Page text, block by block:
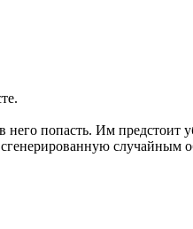
попасть. Им
случайным